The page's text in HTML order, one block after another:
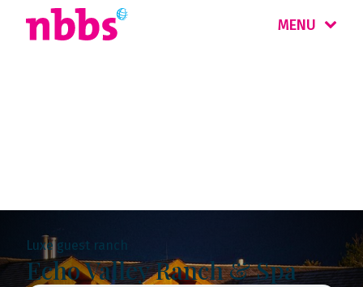
MENU
Luxe guest ranch
Echo Valley Ranch & Spa